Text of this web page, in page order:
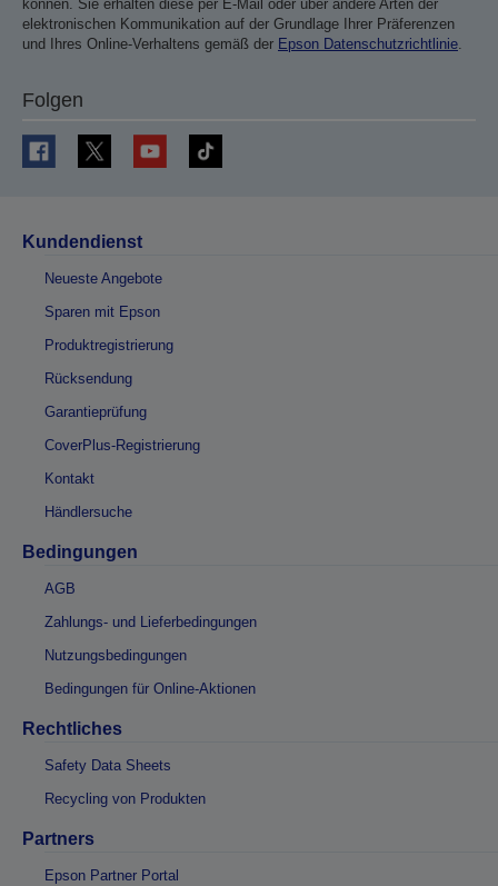
können. Sie erhalten diese per E-Mail oder über andere Arten der
elektronischen Kommunikation auf der Grundlage Ihrer Präferenzen
und Ihres Online-Verhaltens gemäß der Epson Datenschutzrichtlinie.
Folgen
Kundendienst
Neueste Angebote
Sparen mit Epson
Produktregistrierung
Rücksendung
Garantieprüfung
CoverPlus-Registrierung
Kontakt
Händlersuche
Bedingungen
AGB
Zahlungs- und Lieferbedingungen
Nutzungsbedingungen
Bedingungen für Online-Aktionen
Rechtliches
Safety Data Sheets
Recycling von Produkten
Partners
Epson Partner Portal